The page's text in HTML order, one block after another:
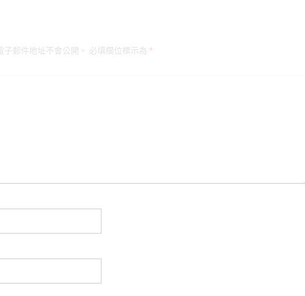
郵件地址不會公開。 必填欄位標示為 *